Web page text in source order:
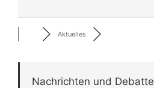
Aktuelles
Nachrichten und Debatte